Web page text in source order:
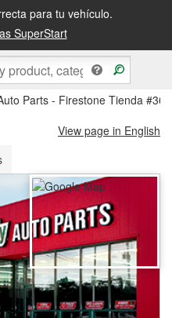
para tu vehículo.
SuperStart
o recógela en la tienda
Parts - Firestone Tienda
View page in English